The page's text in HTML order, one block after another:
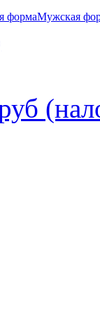
формаМужская